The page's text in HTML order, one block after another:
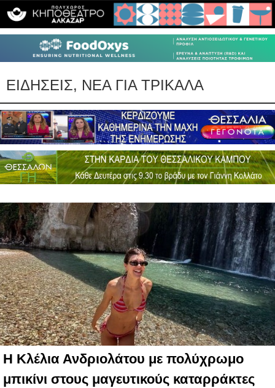
ΕΙΔΗΣΕΙΣ, ΝΕΑ ΓΙΑ ΤΡΙΚΑΛΑ
Η Κλέλια Ανδριολάτου με πολύχρωμο
μπικίνι στους μαγευτικούς καταρράκτες